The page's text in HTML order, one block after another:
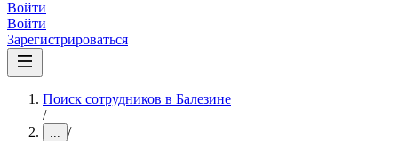
Войти
Войти
Зарегистрироваться
Поиск сотрудников в Балезине
/
... /